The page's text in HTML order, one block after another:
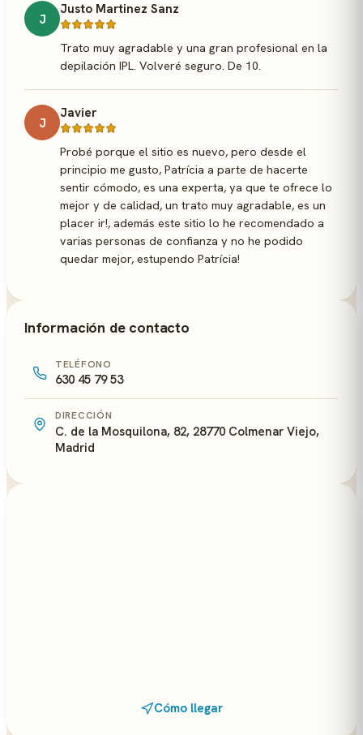
J
Justo Martinez Sanz
Trato muy agradable y una gran profesional en la
depilación IPL. Volveré seguro. De 10.
J
Javier
Probé porque el sitio es nuevo, pero desde el
principio me gusto, Patrícia a parte de hacerte
sentir cómodo, es una experta, ya que te ofrece lo
mejor y de calidad, un trato muy agradable, es un
placer ir!, además este sitio lo he recomendado a
varias personas de confianza y no he podido
quedar mejor, estupendo Patrícia!
Información de contacto
TELÉFONO
630 45 79 53
DIRECCIÓN
C. de la Mosquilona, 82, 28770 Colmenar Viejo,
Madrid
Cómo llegar